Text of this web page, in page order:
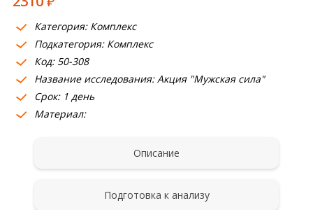
Врачи
Получить результат
Пациентам
О компании
Где сдать
Категория: Комплекс
Подкатегория: Комплекс
Код: 50-308
Название исследования: Акция "Мужская сила"
Срок: 1 день
Материал:
Описание
Подготовка к анализу